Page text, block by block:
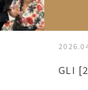
GLI